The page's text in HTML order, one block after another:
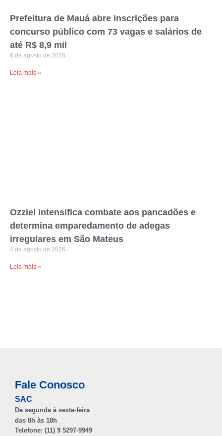
Prefeitura de Mauá abre inscrições para
concurso público com 73 vagas e salários de
até R$ 8,9 mil
6 de agosto de 2026
Leia mais »
Ozziel intensifica combate aos pancadões e
determina emparedamento de adegas
irregulares em São Mateus
4 de agosto de 2026
Leia mais »
Fale Conosco
SAC
De segunda à sexta-feira
das 8h às 18h
Telefone: (11) 9 5297-9949